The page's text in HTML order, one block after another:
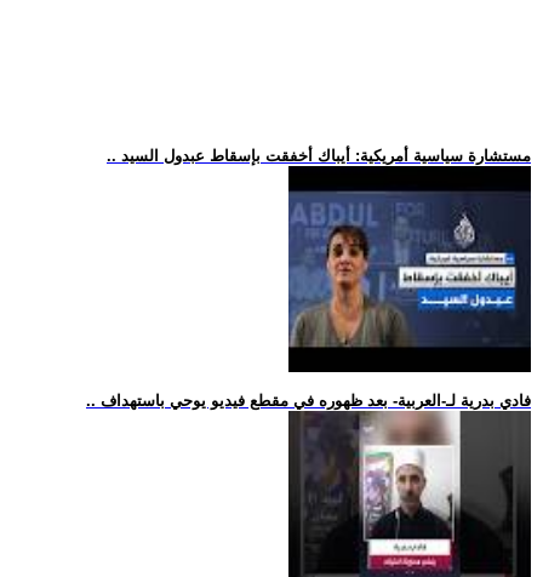
.. مستشارة سياسية أمريكية: أيباك أخفقت بإسقاط عبدول السيد
.. فادي بدرية لـ-العربية- بعد ظهوره في مقطع فيديو يوحي باستهداف